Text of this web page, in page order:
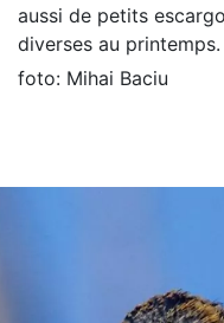
aussi de petits
diverses au printemps.
foto: Mihai Baciu